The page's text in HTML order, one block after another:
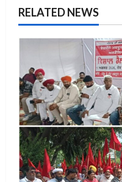
RELATED NEWS